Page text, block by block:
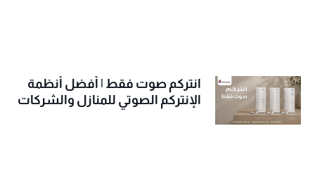
انتركم صوت فقط | أفضل أنظمة
الإنتركم الصوتي للمنازل والشركات